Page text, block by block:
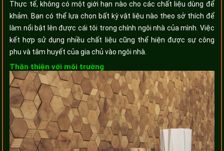
Thực tế, không có một giới hạn nào cho các chất liệu dùng để
khảm. Bạn có thể lựa chọn bất kỳ vật liệu nào theo sở thích để
làm nổi bật lên được cái tôi trong chính ngôi nhà của mình. Việc
kết hợp sử dụng nhiều chất liệu cũng thể hiện được sự công
phu và tâm huyết của gia chủ vào ngôi nhà.
Thân thiện với môi trường